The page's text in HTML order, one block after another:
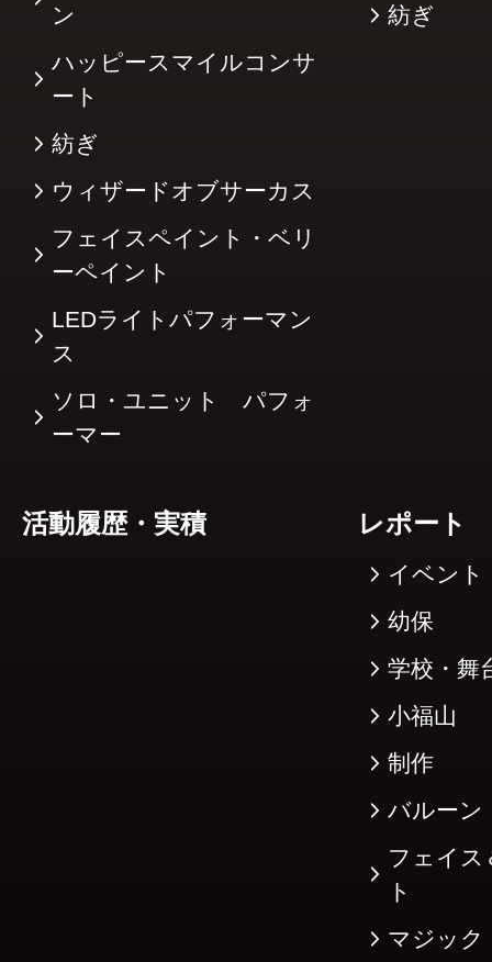
ン
ハッピースマイルコンサ
ート
紡ぎ
ウィザードオブサーカス
フェイスペイント・ベリ
ーペイント
LEDライトパフォーマン
ス
ソロ・ユニット パフォ
ーマー
紡ぎ
活動履歴・実積 レポート
イベント
幼保
学校・舞
小福山
制作
バルーン
フェイス
ト
マジック